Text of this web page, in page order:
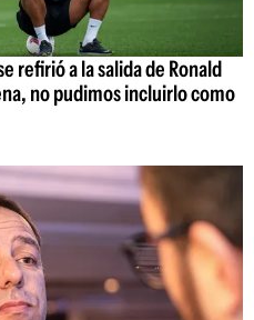
refirió a la salida de Ronald
no pudimos incluirlo como